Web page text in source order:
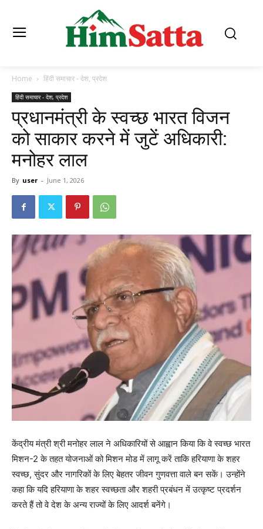
Home हिंदी समाचार - देश, प्रदेश
हिंदी समाचार - देश, प्रदेश
प्रधानमंत्री के स्वच्छ भारत विजन
को साकार करने में जुटें अधिकारी:
मनोहर लाल
By user - June 1, 2026
केंद्रीय मंत्री श्री मनोहर लाल ने अधिकारियों से आह्वान किया कि वे स्वच्छ भारत
मिशन-2 के तहत योजनाओं को मिशन मोड में लागू करें ताकि हरियाणा के शहर
स्वच्छ, सुंदर और नागरिकों के लिए बेहतर जीवन गुणवत्ता वाले बन सकें। उन्होंने
कहा कि यदि हरियाणा के शहर स्वच्छता और शहरी प्रबंधन में उत्कृष्ट प्रदर्शन
करते हैं तो वे देश के अन्य राज्यों के लिए आदर्श बनेंगे।